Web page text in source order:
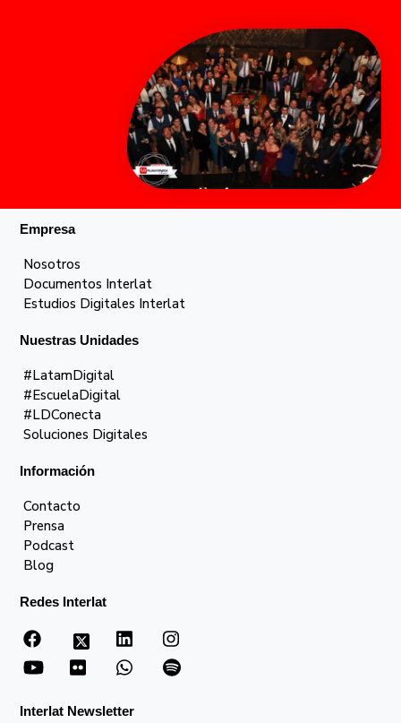
Empresa
Nosotros
Documentos Interlat
Estudios Digitales Interlat
Nuestras Unidades
#LatamDigital
#EscuelaDigital
#LDConecta
Soluciones Digitales
Información
Contacto
Prensa
Podcast
Blog
Redes Interlat
Interlat Newsletter